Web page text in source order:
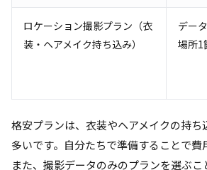
ロケーション撮影プラン（衣
装・ヘアメイク持ち込み）
デー
場所1
格安プランは、衣装やヘアメイクの持ち
多いです。自分たちで準備することで費
また、撮影データのみのプランを選ぶこ